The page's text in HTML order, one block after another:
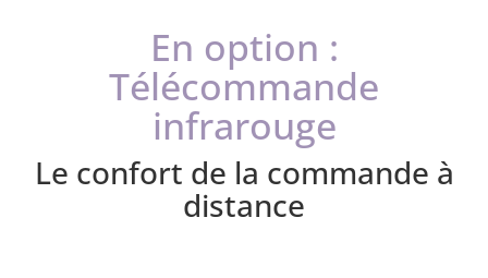
En option :
Télécommande
infrarouge
Le confort de la commande à
distance